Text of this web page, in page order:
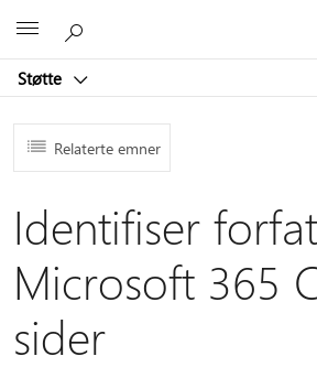
Støtte
Relaterte emner
Identifiser
Microsoft 365
sider